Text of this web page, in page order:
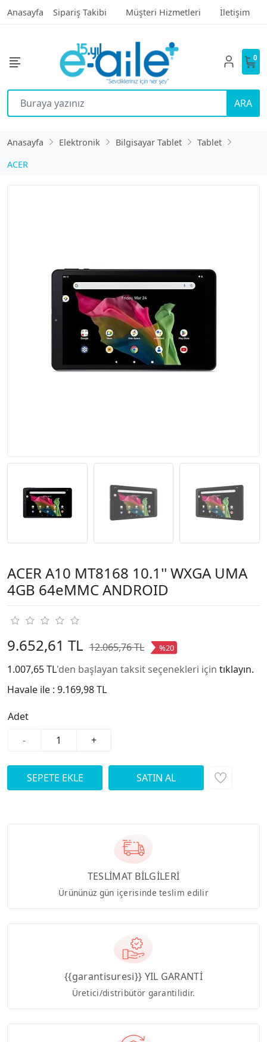
Anasayfa Sipariş Takibi Müşteri Hizmetleri İletişim
ARA
0
Anasayfa Elektronik Bilgisayar Tablet
Tablet
ACER
ACER A10 MT8168 10.1'' WXGA UMA
4GB 64eMMC ANDROID
9.652,61 TL 12.065,76 TL %20
1.007,65 TL'den başlayan taksit seçenekleri için tıklayın.
Havale ile : 9.169,98 TL
Adet
-
+
TESLİMAT BİLGİLERİ
Ürününüz gün içerisinde teslim edilir
{{garantisuresi}} YIL GARANTİ
Üretici/distribütör garantilidir.